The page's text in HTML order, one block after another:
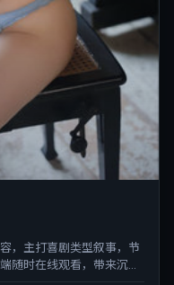
，主打喜剧类型叙事，节
随时在线观看，带来沉浸